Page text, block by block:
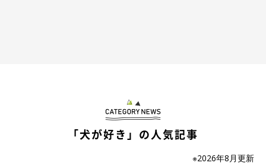
「犬が好き」の人気記事
※2026年8月更新